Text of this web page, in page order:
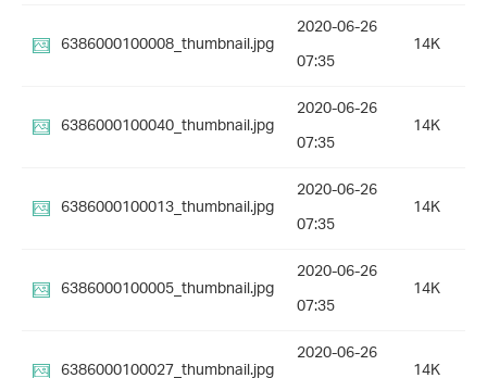
6386000100008_thumbnail.jpg
2020-06-26
07:35
14K
6386000100040_thumbnail.jpg
2020-06-26
07:35
14K
6386000100013_thumbnail.jpg
2020-06-26
07:35
14K
6386000100005_thumbnail.jpg
2020-06-26
07:35
14K
2020-06-26